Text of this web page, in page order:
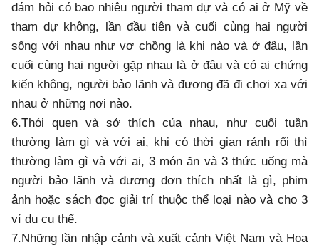
đám hỏi có bao nhiêu người tham dự và có ai ở Mỹ về
tham dự không, lần đầu tiên và cuối cùng hai người
sống với nhau như vợ chồng là khi nào và ở đâu, lần
cuối cùng hai người gặp nhau là ở đâu và có ai chứng
kiến không, người bảo lãnh và đương đã đi chơi xa với
nhau ở những nơi nào.
6.Thói quen và sở thích của nhau, như cuối tuần
thường làm gì và với ai, khi có thời gian rảnh rổi thì
thường làm gì và với ai, 3 món ăn và 3 thức uống mà
người bảo lãnh và đương đơn thích nhất là gì, phim
ảnh hoặc sách đọc giải trí thuộc thể loại nào và cho 3
ví dụ cụ thể.
7.Những lần nhập cảnh và xuất cảnh Việt Nam và Hoa